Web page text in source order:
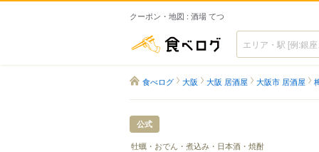
クーポン・地図 : 酒場 てつ
食べログ
食べログ 大阪 大阪 居酒屋 大阪市 居酒屋
公式
牡蠣・おでん・煮込み・日本酒・焼酎